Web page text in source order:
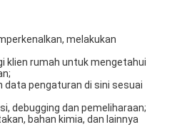
melakukan
klien rumah untuk mengetahui
data pengaturan di sini sesuai
debugging dan pemeliharaan;
bahan kimia, dan lainnya